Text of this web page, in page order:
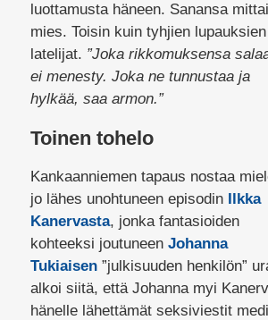
luottamusta häneen. Sanansa
mies. Toisin kuin tyhjien lupauksien
latelijat. ”Joka rikkomuksensa
ei menesty. Joka ne tunnustaa ja
hylkää, saa armon.”
Toinen tohelo
Kankaanniemen tapaus nostaa
jo lähes unohtuneen episodin Ilkka
Kanervasta, jonka fantasioiden
kohteeksi joutuneen Johanna
Tukiaisen”julkisuuden henkilön”
alkoi siitä, että Johanna myi
hänelle lähettämät seksiviestit